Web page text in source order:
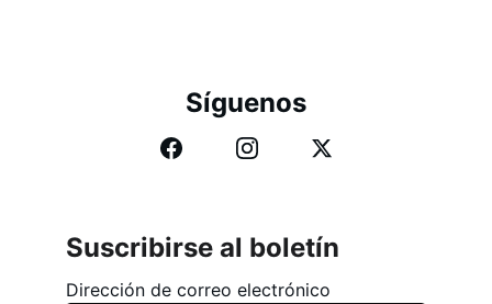
Síguenos
Suscribirse al boletín
Dirección de correo electrónico